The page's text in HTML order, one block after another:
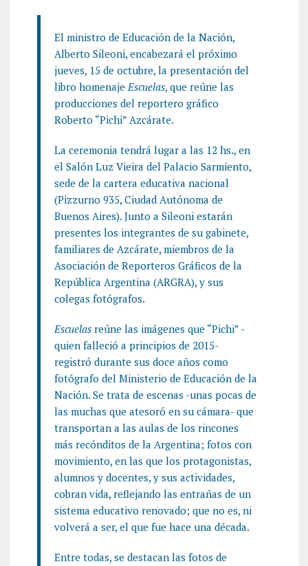
El ministro de Educación de la Nación,
Alberto Sileoni, encabezará el próximo
jueves, 15 de octubre, la presentación del
libro homenajeEscuelas, que reúne las
producciones del reportero gráfico
Roberto “Pichi” Azcárate.
La ceremonia tendrá lugar a las 12 hs., en
el Salón Luz Vieira del Palacio Sarmiento,
sede de la cartera educativa nacional
(Pizzurno 935, Ciudad Autónoma de
Buenos Aires). Junto a Sileoni estarán
presentes los integrantes de su gabinete,
familiares de Azcárate, miembros de la
Asociación de Reporteros Gráficos de la
República Argentina (ARGRA), y sus
colegas fotógrafos.
Escuelasreúne las imágenes que “Pichi” -
quien falleció a principios de 2015-
registró durante sus doce años como
fotógrafo del Ministerio de Educación de la
Nación. Se trata de escenas -unas pocas de
las muchas que atesoró en su cámara- que
transportan a las aulas de los rincones
más recónditos de la Argentina; fotos con
movimiento, en las que los protagonistas,
alumnos y docentes, y sus actividades,
cobran vida, reflejando las entrañas de un
sistema educativo renovado; que no es, ni
volverá a ser, el que fue hace una década.
Entre todas, se destacan las fotos de